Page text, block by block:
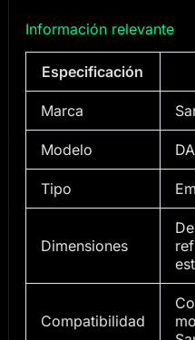
Información relevante
Especificación
Marca
Modelo
Tipo
Dimensiones
Compatibilidad